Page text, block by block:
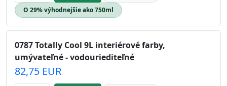
O 29% výhodnejšie ako 750ml
0787 Totally Cool 9L interiérové farby,
umývateľné - vodouriediteľné
82,75 EUR